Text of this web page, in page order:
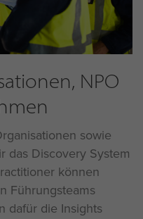
NPO
sowie
das Discovery System
können
Führungsteams
dafür die Insights